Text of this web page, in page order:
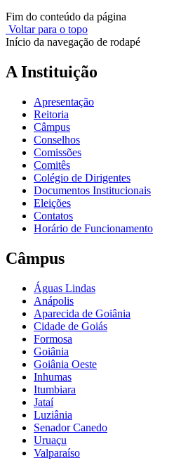
Fim do conteúdo da página
Voltar para o topo
Início da navegação de rodapé
A Instituição
Apresentação
Reitoria
Câmpus
Conselhos
Comissões
Comitês
Colégio de Dirigentes
Documentos Institucionais
Eleições
Contatos
Horário de Funcionamento
Câmpus
Águas Lindas
Anápolis
Aparecida de Goiânia
Cidade de Goiás
Formosa
Goiânia
Goiânia Oeste
Inhumas
Itumbiara
Jataí
Luziânia
Senador Canedo
Uruaçu
Valparaíso